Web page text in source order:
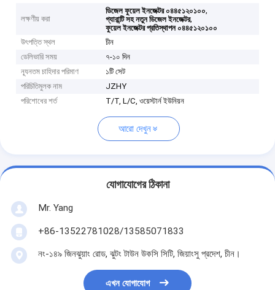
লক্ষণীয় করা
ডিজেল ফুয়েল ইনজেক্টর ০৪৪৫১২০১০০,
গ্যারান্টি সহ নতুন ডিজেল ইনজেক্টর,
ফুয়েল ইনজেক্টর প্রতিস্থাপন ০৪৪৫১২০১০০
উৎপত্তি স্থল
চীন
ডেলিভারি সময়
৭-১০ দিন
ন্যূনতম চাহিদার পরিমাণ
১টি সেট
পরিচিতিমুলক নাম
JZHY
পরিশোধের শর্ত
T/T, L/C, ওয়েস্টার্ন ইউনিয়ন
আরো দেখুন
যোগাযোগের ঠিকানা
Mr. Yang
+86-13522781028/13585071833
নং-১৪৯ জিনঝুয়াং রোড, ঝুটং টাউন উকসি সিটি, জিয়াংসু প্রদেশ, চীন।
এখন যোগাযোগ